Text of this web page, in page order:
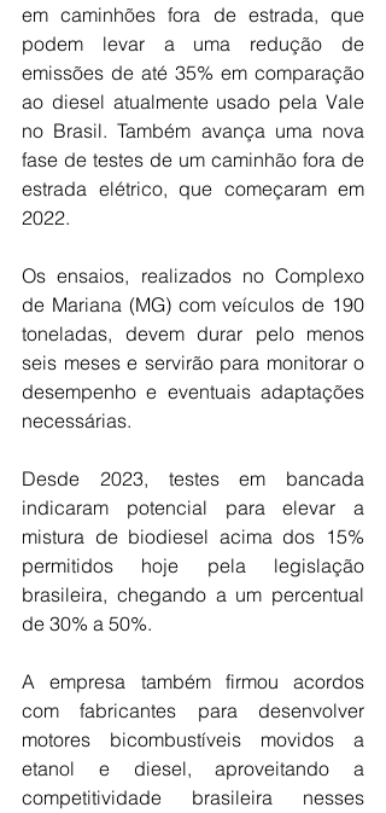
em caminhões fora de estrada, que
podem levar a uma redução de
emissões de até 35% em comparação
ao diesel atualmente usado pela Vale
no Brasil. Também avança uma nova
fase de testes de um caminhão fora de
estrada elétrico, que começaram em
2022.
Os ensaios, realizados no Complexo
de Mariana (MG) com veículos de 190
toneladas, devem durar pelo menos
seis meses e servirão para monitorar o
desempenho e eventuais adaptações
necessárias.
Desde 2023, testes em bancada
indicaram potencial para elevar a
mistura de biodiesel acima dos 15%
permitidos hoje pela legislação
brasileira, chegando a um percentual
de 30% a 50%.
A empresa também firmou acordos
com fabricantes para desenvolver
motores bicombustíveis movidos a
etanol e diesel, aproveitando a
competitividade brasileira nesses